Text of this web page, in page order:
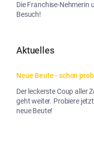
Die Franchise-Nehmerin
Besuch!
Aktuelles
Neue Beute - schon
Der leckerste Coup aller
geht weiter. Probiere
neue Beute!